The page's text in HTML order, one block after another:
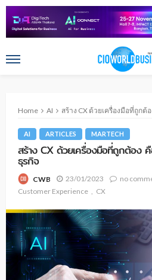
Home AI สร้าง CX ด้วยเครื่องมือที่ถูกต้
AI ARTICLES MARTECH
สร้าง CX ด้วยเครื่องมือที่ถูกต้อง
ธุรกิจ
CWB 23/01/2023 no
Customer Experience
CX